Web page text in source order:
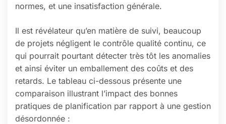
normes, et une insatisfaction générale.
Il est révélateur qu’en matière de suivi, beaucoup
de projets négligent le contrôle qualité continu, ce
qui pourrait pourtant détecter très tôt les anomalies
et ainsi éviter un emballement des coûts et des
retards. Le tableau ci-dessous présente une
comparaison illustrant l’impact des bonnes
pratiques de planification par rapport à une gestion
désordonnée :